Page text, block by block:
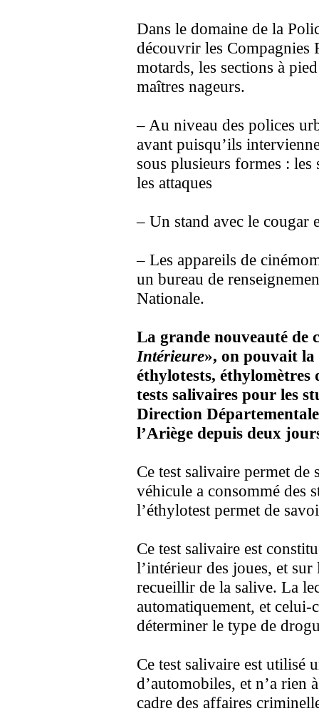
Dans le domaine de la
découvrir les Compagnies
motards, les sections à
maîtres nageurs.
– Au niveau des polices
avant puisqu’ils
sous plusieurs formes :
les attaques
– Un stand avec le cougar
– Les appareils de
un bureau de
Nationale.
La grande nouveauté de
Intérieure», on pouvait
éthylotests, éthylomètres
tests salivaires pour les
Direction
l’Ariège depuis deux
Ce test salivaire permet
véhicule a consommé des
l’éthylotest permet de
Ce test salivaire est
l’intérieur des joues, et
recueillir de la salive. La
automatiquement, et
déterminer le type de
Ce test salivaire est utilisé
d’automobiles, et n’a rien
cadre des affaires